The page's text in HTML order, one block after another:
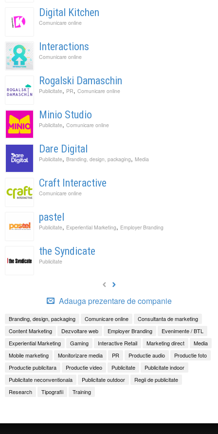
Digital Kitchen
Comunicare online
Interactions
Comunicare online
Rogalski Damaschin
Publicitate, PR, Comunicare online
Minio Studio
Publicitate, Comunicare online
Dare Digital
Publicitate, Branding, design, packaging, Media
Craft Interactive
Comunicare online
pastel
Publicitate, Experiential Marketing, Employer Branding
the Syndicate
Publicitate
Adauga prezentare de companie
Branding, design, packaging Comunicare online
Consultanta de marketing
Content Marketing
Dezvoltare web Employer Branding
Evenimente / BTL
Experiential Marketing
Gaming Interactive Retail Marketing direct
Media
Mobile marketing
Monitorizare media PR Productie audio
Productie foto
Productie publicitara
Productie video Publicitate
Publicitate indoor
Publicitate neconventionala
Publicitate outdoor
Regii de publicitate
Research
Tipografii Training